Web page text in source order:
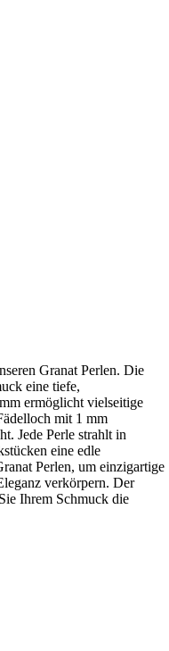
Granat Perlen. Die
eine tiefe,
ermöglicht vielseitige
mit 1 mm
Jede Perle strahlt in
eine edle
Perlen, um einzigartige
verkörpern. Der
Ihrem Schmuck die